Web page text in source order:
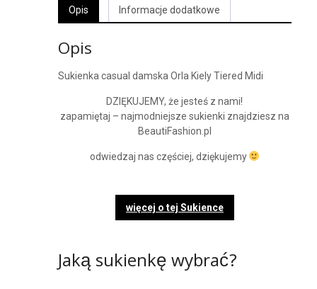
Opis Informacje dodatkowe
Opis
Sukienka casual damska Orla Kiely Tiered Midi
DZIĘKUJEMY, że jesteś z nami!
zapamiętaj – najmodniejsze sukienki znajdziesz na
BeautiFashion.pl
odwiedzaj nas częściej, dziękujemy
więcej o tej Sukience
Jaką sukienkę wybrać?